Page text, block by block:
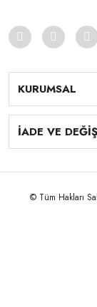
KURUMSAL
İADE VE
© Tüm Hakları